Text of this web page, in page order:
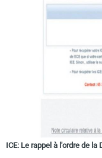
ICE: Le rappel à l'ordre de la